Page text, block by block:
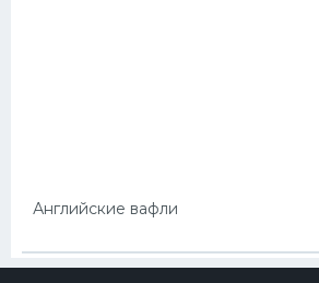
Английские вафли